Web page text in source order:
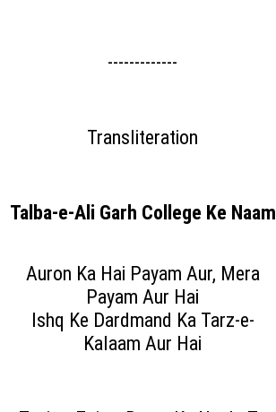
-------------
Transliteration
Talba-e-Ali Garh College Ke Naam
Auron Ka Hai Payam Aur, Mera
Payam Aur Hai
Ishq Ke Dardmand Ka Tarz-e-
Kalaam Aur Hai